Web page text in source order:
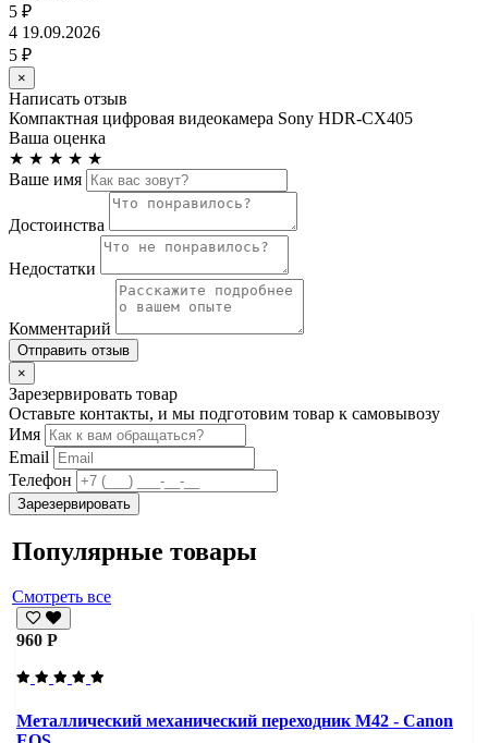
5 ₽
4 19.09.2026
5 ₽
×
Написать отзыв
Компактная цифровая видеокамера Sony HDR-CX405
Ваша оценка
★ ★ ★ ★ ★
Ваше имя
Достоинства
Недостатки
Комментарий
Отправить отзыв
×
Зарезервировать товар
Оставьте контакты, и мы подготовим товар к самовывозу
Имя
Email
Телефон
Зарезервировать
Популярные товары
Смотреть все
960 Р
Металлический механический переходник M42 - Canon